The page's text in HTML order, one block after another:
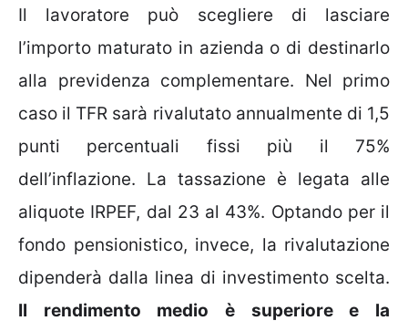
Il lavoratore può scegliere di lasciare
l’importo maturato in azienda o di destinarlo
alla previdenza complementare. Nel primo
caso il TFR sarà rivalutato annualmente di 1,5
punti percentuali fissi più il 75%
dell’inflazione. La tassazione è legata alle
aliquote IRPEF, dal 23 al 43%. Optando per il
fondo pensionistico, invece, la rivalutazione
dipenderà dalla linea di investimento scelta.
Il rendimento medio è superiore e la